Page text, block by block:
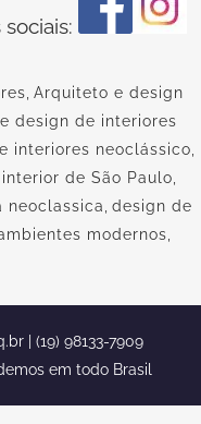
Arquiteto e design
design de interiores
interiores neoclássico
de São Paulo
neoclassica design de
modernos
| (19) 98133-7909
em todo Brasil